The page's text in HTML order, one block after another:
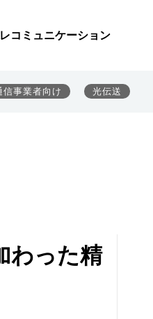
コミュニケーション
信事業者向け 光伝送
わった精